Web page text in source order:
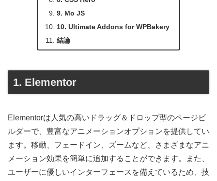
9. Mo JS
10. Ultimate Addons for WPBakery
結論
1. Elementor
Elementorは人気の高いドラッグ＆ドロップ型のページビ
ルダーで、豊富なアニメーションオプションを提供してい
ます。移動、フェードイン、ズームなど、さまざまなアニ
メーション効果を簡単に追加することができます。また、
ユーザーに優しいインターフェースを備えているため、技